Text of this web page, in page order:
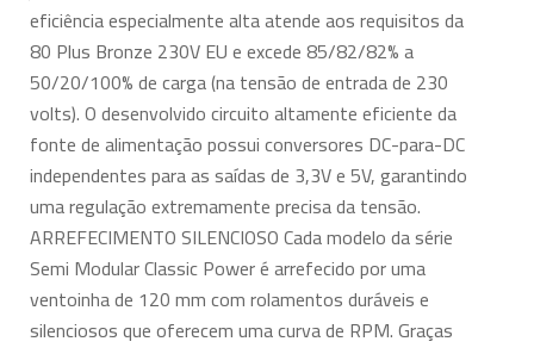
eficiência especialmente alta atende aos requisitos da
80 Plus Bronze 230V EU e excede 85/82/82% a
50/20/100% de carga (na tensão de entrada de 230
volts). O desenvolvido circuito altamente eficiente da
fonte de alimentação possui conversores DC-para-DC
independentes para as saídas de 3,3V e 5V, garantindo
uma regulação extremamente precisa da tensão.
ARREFECIMENTO SILENCIOSO Cada modelo da série
Semi Modular Classic Power é arrefecido por uma
ventoinha de 120 mm com rolamentos duráveis e
silenciosos que oferecem uma curva de RPM. Graças